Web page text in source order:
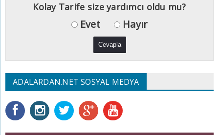
Kolay Tarife size yardımcı oldu mu?
Evet Hayır
ADALARDAN.NET SOSYAL MEDYA